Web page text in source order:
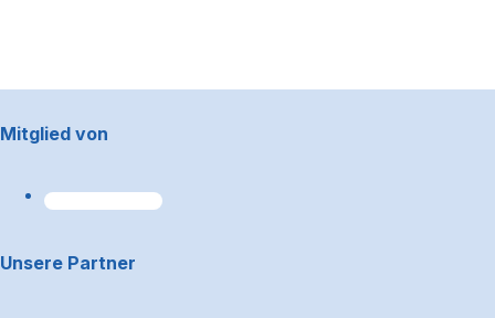
Footerbereich
Mitglied von
Unsere Partner